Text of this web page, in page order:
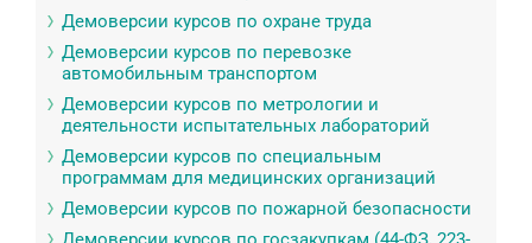
Демоверсии курсов по охране труда
Демоверсии курсов по перевозке
автомобильным транспортом
Демоверсии курсов по метрологии и
деятельности испытательных лабораторий
Демоверсии курсов по специальным
программам для медицинских организаций
Демоверсии курсов по пожарной безопасности